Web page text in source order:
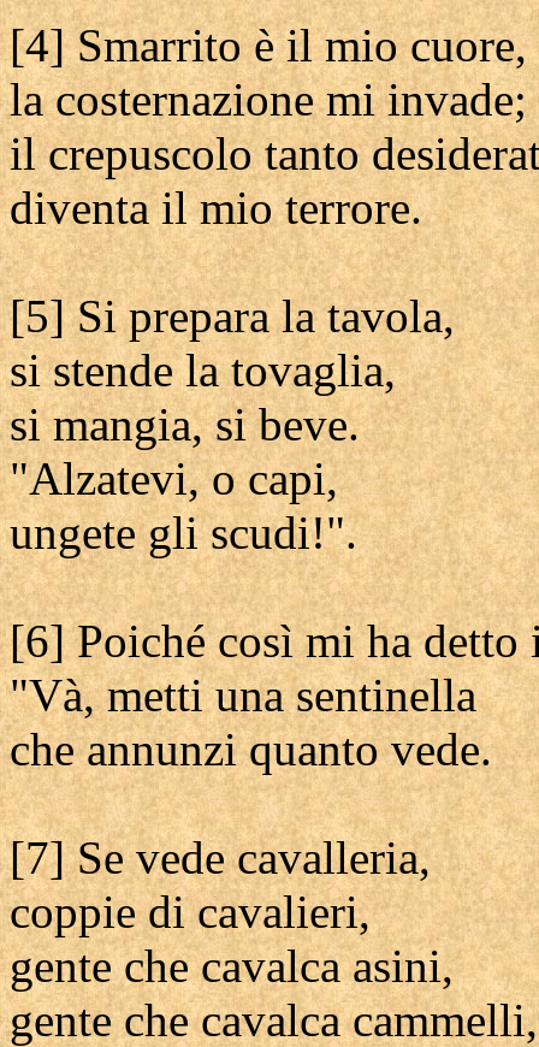
[4] Smarrito è il mio cuore,
la costernazione mi invade;
il crepuscolo tanto
diventa il mio terrore.
[5] Si prepara la tavola,
si stende la tovaglia,
si mangia, si beve.
"Alzatevi, o capi,
ungete gli scudi!".
[6] Poiché così mi ha detto
"Và, metti una sentinella
che annunzi quanto vede.
[7] Se vede cavalleria,
coppie di cavalieri,
gente che cavalca asini,
gente che cavalca cammelli,